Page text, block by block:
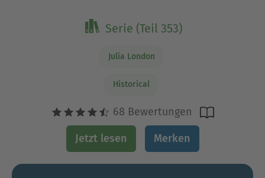
Serie (Teil 353)
Julia London
Historical
68 Bewertungen
Jetzt lesen Merken